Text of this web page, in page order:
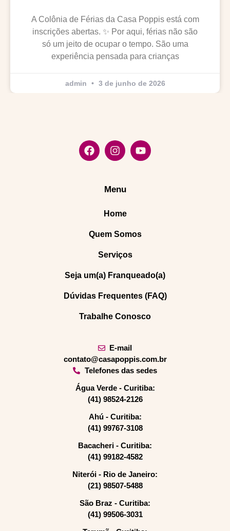
A Colônia de Férias da Casa Poppis está com
inscrições abertas. ✨ Por aqui, férias não são
só um jeito de ocupar o tempo. São uma
experiência pensada para crianças
admin 3 de junho de 2026
Menu
Home
Quem Somos
Serviços
Seja um(a) Franqueado(a)
Dúvidas Frequentes (FAQ)
Trabalhe Conosco
E-mail
contato@casapoppis.com.br
Telefones das sedes
Água Verde - Curitiba:
(41) 98524-2126
Ahú - Curitiba:
(41) 99767-3108
Bacacheri - Curitiba:
(41) 99182-4582
Niterói - Rio de Janeiro:
(21) 98507-5488
São Braz - Curitiba:
(41) 99506-3031